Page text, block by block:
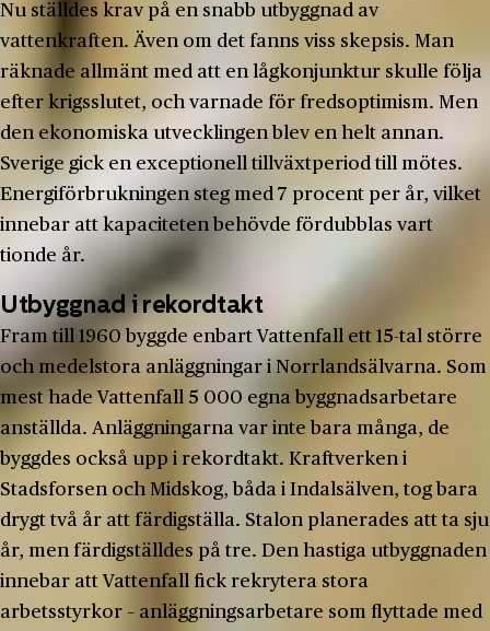
Nu ställdes krav på en snabb utbyggnad av
vattenkraften. Även om det fanns viss skepsis. Man
räknade allmänt med att en lågkonjunktur skulle följa
efter krigsslutet, och varnade för fredsoptimism. Men
den ekonomiska utvecklingen blev en helt annan.
Sverige gick en exceptionell tillväxtperiod till mötes.
Energiförbrukningen steg med 7 procent per år, vilket
innebar att kapaciteten behövde fördubblas vart
tionde år.
Utbyggnad i rekordtakt
Fram till 1960 byggde enbart Vattenfall ett 15-tal större
och medelstora anläggningar i Norrlandsälvarna. Som
mest hade Vattenfall 5 000 egna byggnadsarbetare
anställda. Anläggningarna var inte bara många, de
byggdes också upp i rekordtakt. Kraftverken i
Stadsforsen och Midskog, båda i Indalsälven, tog bara
drygt två år att färdigställa. Stalon planerades att ta sju
år, men färdigställdes på tre. Den hastiga utbyggnaden
innebar att Vattenfall fick rekrytera stora
arbetsstyrkor – anläggningsarbetare som flyttade med